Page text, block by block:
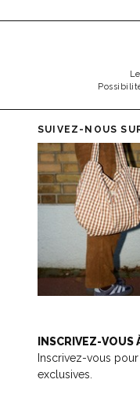
SUIVEZ-NOUS
INSCRIVEZ-VOUS
Inscrivez-vous
exclusives.